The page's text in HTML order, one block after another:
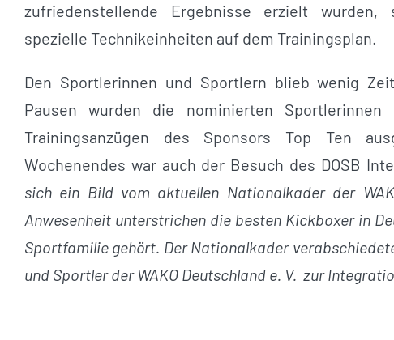
zufriedenstellende Ergebnisse erzielt wurden,
spezielle Technikeinheiten auf dem Trainingsplan.
Den Sportlerinnen und Sportlern blieb wenig
Pausen wurden die nominierten
Trainingsanzügen des Sponsors Top Ten
Wochenendes war auch der Besuch des DOSB
sich ein Bild vom aktuellen Nationalkader der
Anwesenheit unterstrichen die besten Kickboxer in
Sportfamilie gehört. Der Nationalkader
und Sportler der WAKO Deutschland e. V. zur